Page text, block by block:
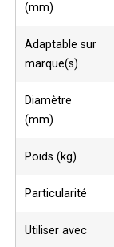
(mm)
Adaptable sur
marque(s)
Diamètre
(mm)
Poids (kg)
Particularité
Utiliser avec